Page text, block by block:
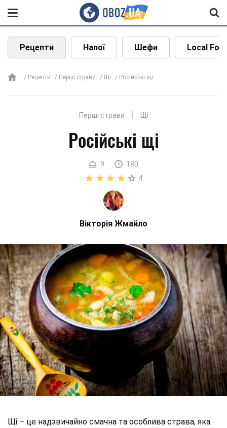
Рецепти Напої Шефи Local
Рецепти Перші страви Щі Російські щі
Перші страви Щі
Російські щі
9
180
4
Вікторія Жмайло
Щі – це надзвичайно смачна та особлива страва, яка